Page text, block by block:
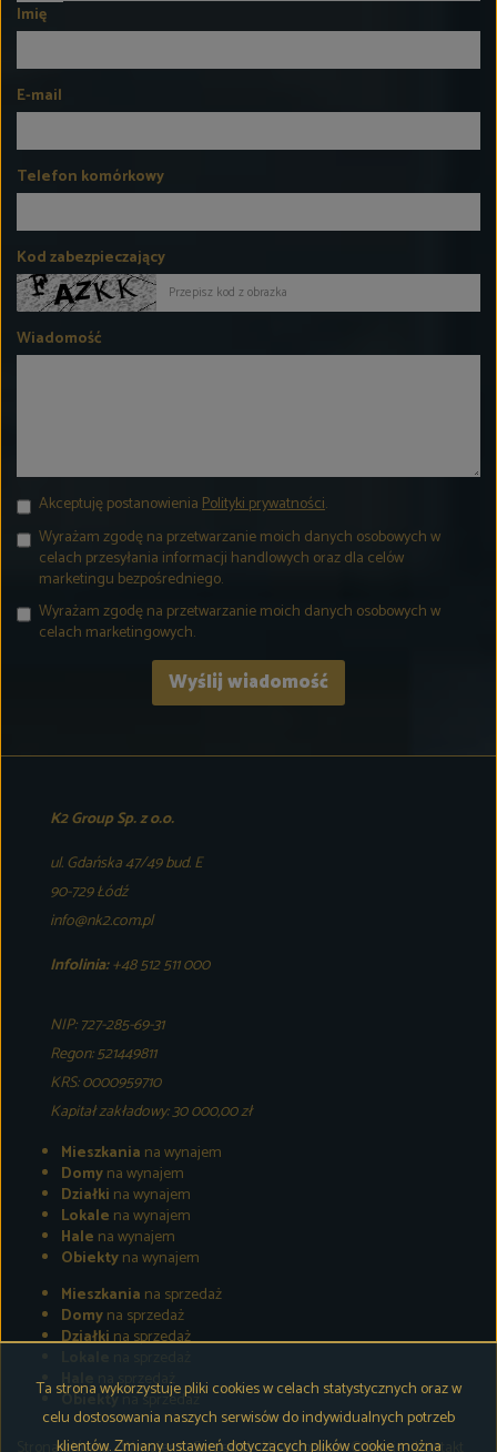
Imię
E-mail
Telefon komórkowy
Kod zabezpieczający
Wiadomość
Akceptuję postanowieniaPolityki prywatności.
Wyrażam zgodę na przetwarzanie moich danych osobowych w
celach przesyłania informacji handlowych oraz dla celów
marketingu bezpośredniego.
Wyrażam zgodę na przetwarzanie moich danych osobowych w
celach marketingowych.
K2 Group Sp. z o.o.
ul. Gdańska 47/49 bud. E
90-729 Łódź
info@nk2.com.pl
Infolinia:+48 512 511 000
NIP: 727-285-69-31
Regon: 521449811
KRS: 0000959710
Kapitał zakładowy: 30 000,00 zł
Mieszkania na wynajem
Domyna wynajem
Działki na wynajem
Lokale na wynajem
Hale na wynajem
Obiektyna wynajem
Mieszkania na sprzedaż
Domyna sprzedaż
Działkina sprzedaż
Hale na sprzedaż
Obiektyna sprzedaż
Ta strona wykorzystuje pliki cookies w celach statystycznych oraz w
celu dostosowania naszych serwisów do indywidualnych potrzeb